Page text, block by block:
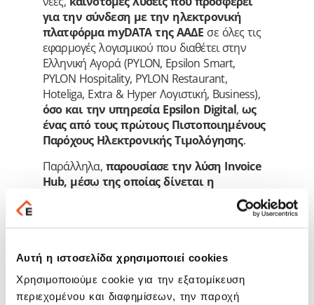
Αυτή η ιστοσελίδα χρησιμοποιεί cookies
Χρησιμοποιούμε cookie για την εξατομίκευση
περιεχομένου και διαφημίσεων, την παροχή
για την σύνδεση με την ηλεκτρονική
πλατφόρμα myDATA της ΑΑΔΕ σε όλες τις
εφαρμογές λογισμικού που διαθέτει στην
Ελληνική Αγορά (PYLON, Epsilon Smart,
PYLON Hospitality, PYLON Restaurant,
Hoteliga, Extra & Hyper Λογιστική, Business),
όσο και την υπηρεσία Epsilon Digital, ως
ένας από τους πρώτους Πιστοποιημένους
Παρόχους Ηλεκτρονικής Τιμολόγησης.
Παράλληλα, παρουσίασε την λύση Ιnvoice
Hub, μέσω της οποίας δίνεται η
δυνατότητα εφαρμογής του myDATA σε
Τέλος,
στα πλαίσια του ψηφιακού μετασχηματισμού
λογιστικών γραφείων και επιχειρήσεων
με τις λύσεις της Epsilon Net που
προσφέρουν online, αμφίδρομη